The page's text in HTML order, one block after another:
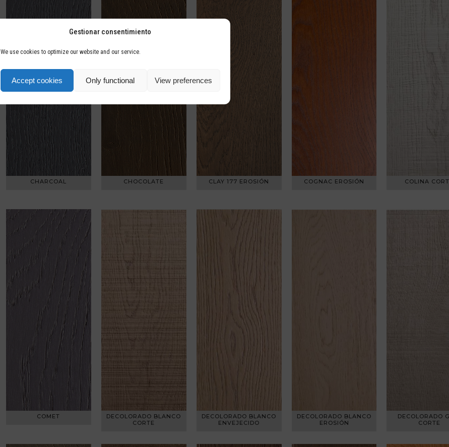
Gestionar consentimiento
We use cookies to optimize our website and our service.
Accept cookies Only functional View preferences
CHARCOAL CHOCOLATE CLAY 177 EROSIÓN COGNAC EROSIÓN COLINA
COMET
DECOLORADO BLANCO
CORTE
DECOLORADO BLANCO
ENVEJECIDO
DECOLORADO BLANCO
EROSIÓN
DECOLORADO
CORTE